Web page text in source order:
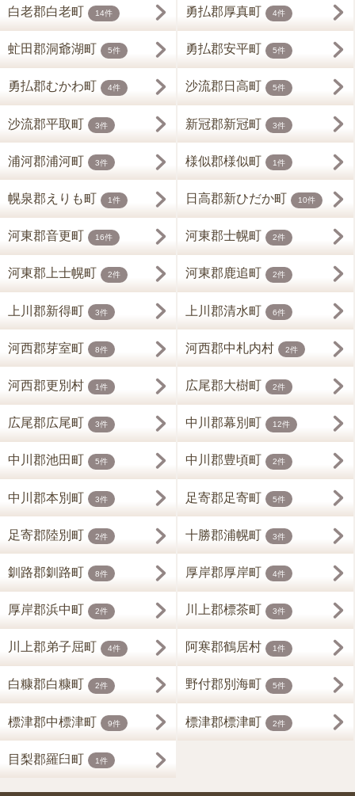
白老郡白老町 14件 勇払郡厚真町 4件
虻田郡洞爺湖町 5件 勇払郡安平町 5件
勇払郡むかわ町 4件 沙流郡日高町 5件
沙流郡平取町 3件 新冠郡新冠町 3件
浦河郡浦河町 3件 様似郡様似町 1件
幌泉郡えりも町 1件 日高郡新ひだか町 10件
河東郡音更町 16件 河東郡士幌町 2件
河東郡上士幌町 2件 河東郡鹿追町 2件
上川郡新得町 3件 上川郡清水町 6件
河西郡芽室町 8件 河西郡中札内村 2件
河西郡更別村 1件 広尾郡大樹町 2件
広尾郡広尾町 3件 中川郡幕別町 12件
中川郡池田町 5件 中川郡豊頃町 2件
中川郡本別町 3件 足寄郡足寄町 5件
足寄郡陸別町 2件 十勝郡浦幌町 3件
釧路郡釧路町 8件 厚岸郡厚岸町 4件
厚岸郡浜中町 2件 川上郡標茶町 3件
川上郡弟子屈町 4件 阿寒郡鶴居村 1件
白糠郡白糠町 2件 野付郡別海町 5件
標津郡中標津町 9件 標津郡標津町 2件
目梨郡羅臼町 1件